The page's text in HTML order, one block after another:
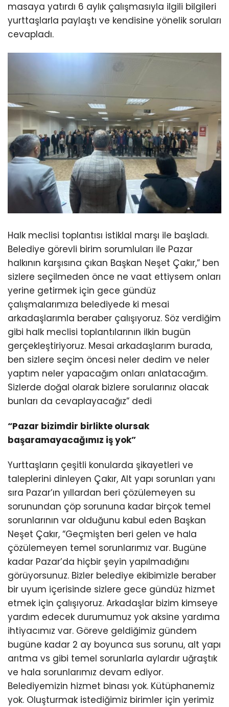
masaya yatırdı 6 aylık çalışmasıyla ilgili bilgileri
yurttaşlarla paylaştı ve kendisine yönelik soruları
cevapladı.
Halk meclisi toplantısı istiklal marşı ile başladı.
Belediye görevli birim sorumluları ile Pazar
halkının karşısına çıkan Başkan Neşet Çakır,” ben
sizlere seçilmeden önce ne vaat ettiysem onları
yerine getirmek için gece gündüz
çalışmalarımıza belediyede ki mesai
arkadaşlarımla beraber çalışıyoruz. Söz verdiğim
gibi halk meclisi toplantılarının ilkin bugün
gerçekleştiriyoruz. Mesai arkadaşlarım burada,
ben sizlere seçim öncesi neler dedim ve neler
yaptım neler yapacağım onları anlatacağım.
Sizlerde doğal olarak bizlere sorularınız olacak
bunları da cevaplayacağız” dedi
“Pazar bizimdir birlikte olursak
başaramayacağımız iş yok”
Yurttaşların çeşitli konularda şikayetleri ve
taleplerini dinleyen Çakır, Alt yapı sorunları yanı
sıra Pazar’ın yıllardan beri çözülemeyen su
sorunundan çöp sorununa kadar birçok temel
sorunlarının var olduğunu kabul eden Başkan
Neşet Çakır, “Geçmişten beri gelen ve hala
çözülemeyen temel sorunlarımız var. Bugüne
kadar Pazar’da hiçbir şeyin yapılmadığını
görüyorsunuz. Bizler belediye ekibimizle beraber
bir uyum içerisinde sizlere gece gündüz hizmet
etmek için çalışıyoruz. Arkadaşlar bizim kimseye
yardım edecek durumumuz yok aksine yardıma
ihtiyacımız var. Göreve geldiğimiz gündem
bugüne kadar 2 ay boyunca sus sorunu, alt yapı
arıtma vs gibi temel sorunlarla aylardır uğraştık
ve hala sorunlarımız devam ediyor.
Belediyemizin hizmet binası yok. Kütüphanemiz
yok. Oluşturmak istediğimiz birimler için yerimiz